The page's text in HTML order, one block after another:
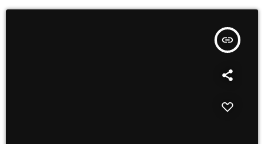
insert_link